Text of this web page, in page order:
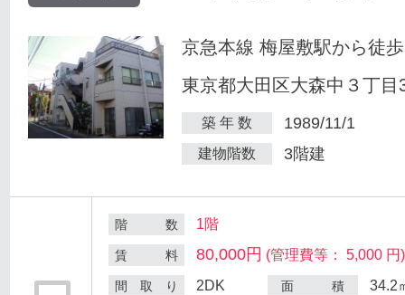
京急本線 梅屋敷駅から徒
東京都大田区大森中３丁目
築 年 数 1989/11/1
建物階数 3階建
階 数 1階
賃 料 80,000円 (管理費等： 5,000 円)
間 取 り 2DK 面 積 34.2